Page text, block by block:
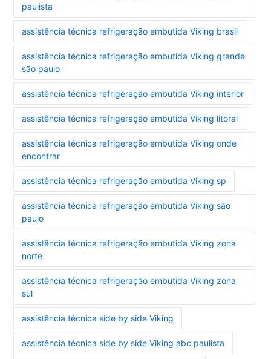
paulista
assistência técnica refrigeração embutida Viking brasil
assistência técnica refrigeração embutida Viking grande
são paulo
assistência técnica refrigeração embutida Viking interior
assistência técnica refrigeração embutida Viking litoral
assistência técnica refrigeração embutida Viking onde
encontrar
assistência técnica refrigeração embutida Viking sp
assistência técnica refrigeração embutida Viking são
paulo
assistência técnica refrigeração embutida Viking zona
norte
assistência técnica refrigeração embutida Viking zona
sul
assistência técnica side by side Viking
assistência técnica side by side Viking abc paulista